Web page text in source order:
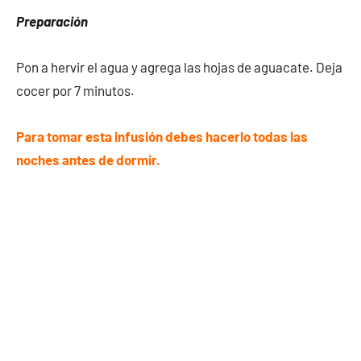
Preparación
Pon a hervir el agua y agrega las hojas de aguacate. Deja
cocer por 7 minutos.
Para tomar esta infusión debes hacerlo todas las
noches antes de dormir.